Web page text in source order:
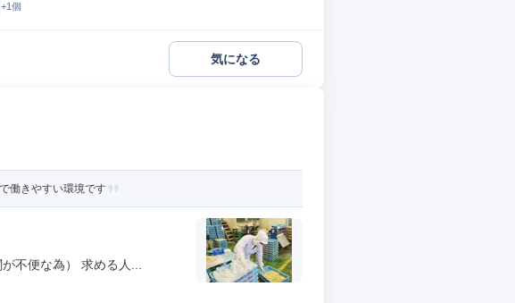
+1個
気になる
働きやすい環境です
不便な為） 求める人...